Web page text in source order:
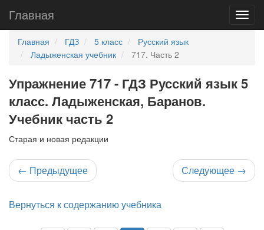
Главная
Главная ГДЗ 5 класс
Русский язык
Ладыженская учебник
717. Часть 2
Упражнение 717 - ГДЗ Русский язык 5
класс. Ладыженская, Баранов.
Учебник часть 2
Старая и новая редакции
← Предыдущее Следующее →
Вернуться к содержанию учебника